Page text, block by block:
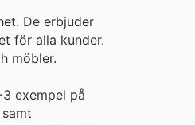
De erbjuder
för alla kunder.
möbler.
exempel på